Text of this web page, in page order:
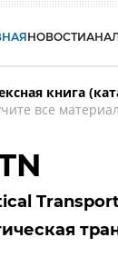
НОВОСТИ
книга
все